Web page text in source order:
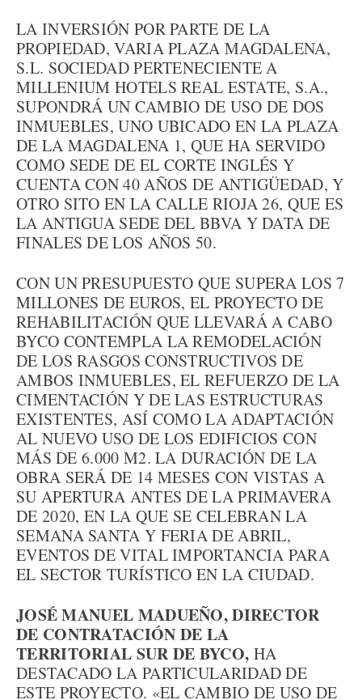
LA INVERSIÓN POR PARTE DE LA
PROPIEDAD, VARIA PLAZA MAGDALENA,
S.L. SOCIEDAD PERTENECIENTE A
MILLENIUM HOTELS REAL ESTATE, S.A.,
SUPONDRÁ UN CAMBIO DE USO DE DOS
INMUEBLES, UNO UBICADO EN LA PLAZA
DE LA MAGDALENA 1, QUE HA SERVIDO
COMO SEDE DE EL CORTE INGLÉS Y
CUENTA CON 40 AÑOS DE ANTIGÜEDAD, Y
OTRO SITO EN LA CALLE RIOJA 26, QUE ES
LA ANTIGUA SEDE DEL BBVA Y DATA DE
FINALES DE LOS AÑOS 50.
CON UN PRESUPUESTO QUE SUPERA LOS 7
MILLONES DE EUROS, EL PROYECTO DE
REHABILITACIÓN QUE LLEVARÁ A CABO
BYCO CONTEMPLA LA REMODELACIÓN
DE LOS RASGOS CONSTRUCTIVOS DE
AMBOS INMUEBLES, EL REFUERZO DE LA
CIMENTACIÓN Y DE LAS ESTRUCTURAS
EXISTENTES, ASÍ COMO LA ADAPTACIÓN
AL NUEVO USO DE LOS EDIFICIOS CON
MÁS DE 6.000 M2. LA DURACIÓN DE LA
OBRA SERÁ DE 14 MESES CON VISTAS A
SU APERTURA ANTES DE LA PRIMAVERA
DE 2020, EN LA QUE SE CELEBRAN LA
SEMANA SANTA Y FERIA DE ABRIL,
EVENTOS DE VITAL IMPORTANCIA PARA
EL SECTOR TURÍSTICO EN LA CIUDAD.
JOSÉ MANUEL MADUEÑO, DIRECTOR
DE CONTRATACIÓN DE LA
TERRITORIAL SUR DE BYCO, HA
DESTACADO LA PARTICULARIDAD DE
ESTE PROYECTO. «EL CAMBIO DE USO DE